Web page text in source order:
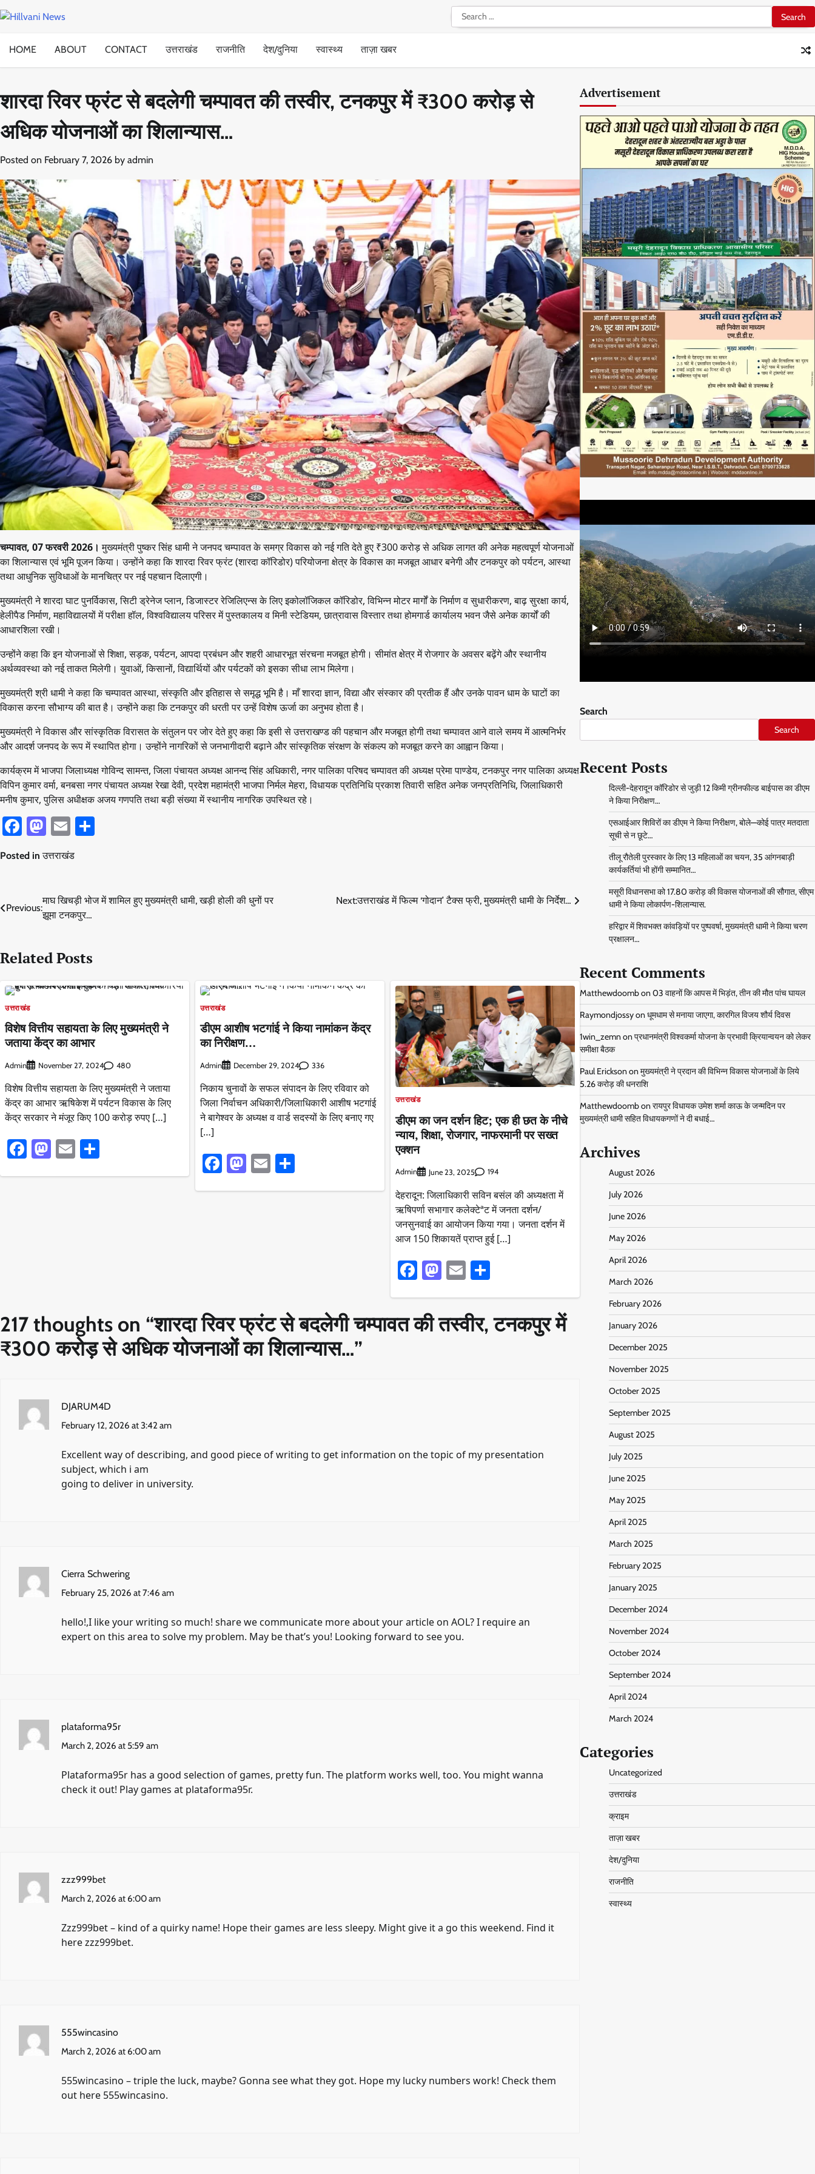
to
Search
for:
HOME
ABOUT CONTACT उत्तराखंड राजनीति देश/दुनिया स्वास्थ्य ताज़ा खबर
शारदा रिवर फ्रंट से बदलेगी चम्पावत की तस्वीर, टनकपुर में ₹300 करोड़ से
अधिक योजनाओं का शिलान्यास…
Posted on February 7, 2026 by admin
चम्पावत, 07 फरवरी 2026। मुख्यमंत्री पुष्कर सिंह धामी ने जनपद चम्पावत के समग्र विकास को नई गति देते हुए ₹300 करोड़ से अधिक लागत की अनेक महत्वपूर्ण योजनाओं
का शिलान्यास एवं भूमि पूजन किया। उन्होंने कहा कि शारदा रिवर फ्रंट (शारदा कॉरिडोर) परियोजना क्षेत्र के विकास का मजबूत आधार बनेगी और टनकपुर को पर्यटन, आस्था
तथा आधुनिक सुविधाओं के मानचित्र पर नई पहचान दिलाएगी।
मुख्यमंत्री ने शारदा घाट पुनर्विकास, सिटी ड्रेनेज प्लान, डिजास्टर रेजिलिएन्स के लिए इकोलॉजिकल कॉरिडोर, विभिन्न मोटर मार्गों के निर्माण व सुधारीकरण, बाढ़ सुरक्षा कार्य,
हेलीपैड निर्माण, महाविद्यालयों में परीक्षा हॉल, विश्वविद्यालय परिसर में पुस्तकालय व मिनी स्टेडियम, छात्रावास विस्तार तथा होमगार्ड कार्यालय भवन जैसे अनेक कार्यों की
आधारशिला रखी।
उन्होंने कहा कि इन योजनाओं से शिक्षा, सड़क, पर्यटन, आपदा प्रबंधन और शहरी आधारभूत संरचना मजबूत होगी। सीमांत क्षेत्र में रोजगार के अवसर बढ़ेंगे और स्थानीय
अर्थव्यवस्था को नई ताकत मिलेगी। युवाओं, किसानों, विद्यार्थियों और पर्यटकों को इसका सीधा लाभ मिलेगा।
मुख्यमंत्री श्री धामी ने कहा कि चम्पावत आस्था, संस्कृति और इतिहास से समृद्ध भूमि है। माँ शारदा ज्ञान, विद्या और संस्कार की प्रतीक हैं और उनके पावन धाम के घाटों का
विकास करना सौभाग्य की बात है। उन्होंने कहा कि टनकपुर की धरती पर उन्हें विशेष ऊर्जा का अनुभव होता है।
मुख्यमंत्री ने विकास और सांस्कृतिक विरासत के संतुलन पर जोर देते हुए कहा कि इसी से उत्तराखण्ड की पहचान और मजबूत होगी तथा चम्पावत आने वाले समय में आत्मनिर्भर
और आदर्श जनपद के रूप में स्थापित होगा। उन्होंने नागरिकों से जनभागीदारी बढ़ाने और सांस्कृतिक संरक्षण के संकल्प को मजबूत करने का आह्वान किया।
कार्यक्रम में भाजपा जिलाध्यक्ष गोविन्द सामन्त, जिला पंचायत अध्यक्ष आनन्द सिंह अधिकारी, नगर पालिका परिषद चम्पावत की अध्यक्ष प्रेमा पाण्डेय, टनकपुर नगर पालिका अध्यक्ष
विपिन कुमार वर्मा, बनबसा नगर पंचायत अध्यक्ष रेखा देवी, प्रदेश महामंत्री भाजपा निर्मल मेहरा, विधायक प्रतिनिधि प्रकाश तिवारी सहित अनेक जनप्रतिनिधि, जिलाधिकारी
मनीष कुमार, पुलिस अधीक्षक अजय गणपति तथा बड़ी संख्या में स्थानीय नागरिक उपस्थित रहे।
Facebook
Mastodon
Email
Posted inउत्तराखंड
Post
navigation
Previous:
माघ खिचड़ी भोज में शामिल हुए मुख्यमंत्री धामी, खड़ी होली की धुनों पर
झूमा टनकपुर…
Next:उत्तराखंड में फिल्म ‘गोदान’ टैक्स फ्री, मुख्यमंत्री धामी के निर्देश…
Related Posts
उत्तराखंड
विशेष वित्तीय सहायता के लिए मुख्यमंत्री ने
जताया केंद्र का आभार
Admin November 27, 2024 480
विशेष वित्तीय सहायता के लिए मुख्यमंत्री ने जताया
केंद्र का आभार ऋषिकेश में पर्यटन विकास के लिए
केंद्र सरकार ने मंजूर किए 100 करोड़ रुपए […]
Facebook
Mastodon
Email
उत्तराखंड
डीएम आशीष भटगांई ने किया नामांकन केंद्र
का निरीक्षण…
Admin December 29, 2024 336
निकाय चुनावों के सफल संपादन के लिए रविवार को
जिला निर्वाचन अधिकारी/जिलाधिकारी आशीष भटगांई
ने बागेश्वर के अध्यक्ष व वार्ड सदस्यों के लिए बनाए गए
[…]
Facebook
Mastodon
EmailShare
उत्तराखंड
डीएम का जन दर्शन हिट; एक ही छत के नीचे
न्याय, शिक्षा, रोजगार, नाफरमानी पर सख्त
एक्शन
Admin June 23, 2025 194
देहरादून: जिलाधिकारी सविन बसंल की अध्यक्षता में
ऋषिपर्णा सभागार कलेक्टेªट में जनता दर्शन/
जनसुनवाई का आयोजन किया गया। जनता दर्शन में
आज 150 शिकायतें प्राप्त हुई […]
Facebook
Mastodon
EmailShare
217 thoughts on “शारदा रिवर फ्रंट से बदलेगी चम्पावत की तस्वीर, टनकपुर में
₹300 करोड़ से अधिक योजनाओं का शिलान्यास…”
DJARUM4D
February 12, 2026 at 3:42 am
Excellent way of describing, and good piece of writing to get information on the topic of my presentation
subject, which i am
going to deliver in university.
Cierra Schwering
February 25, 2026 at 7:46 am
hello!,I like your writing so much! share we communicate more about your article on AOL? I require an
expert on this area to solve my problem. May be that’s you! Looking forward to see you.
plataforma95r
March 2, 2026 at 5:59 am
Plataforma95r has a good selection of games, pretty fun. The platform works well, too. You might wanna
check it out! Play games at plataforma95r.
zzz999bet
March 2, 2026 at 6:00 am
Zzz999bet – kind of a quirky name! Hope their games are less sleepy. Might give it a go this weekend. Find it
herezzz999bet.
555wincasino
March 2, 2026 at 6:00 am
555wincasino – triple the luck, maybe? Gonna see what they got. Hope my lucky numbers work! Check them
out here 555wincasino.
Advertisement
Search
Search
Recent Posts
दिल्ली-देहरादून कॉरिडोर से जुड़ी 12 किमी ग्रीनफील्ड बाईपास का डीएम
ने किया निरीक्षण…
एसआईआर शिविरों का डीएम ने किया निरीक्षण, बोले—कोई पात्र मतदाता
सूची से न छूटे…
तीलू रौतेली पुरस्कार के लिए 13 महिलाओं का चयन, 35 आंगनबाड़ी
कार्यकर्तियां भी होंगी सम्मानित…
मसूरी विधानसभा को 17.80 करोड़ की विकास योजनाओं की सौगात, सीएम
धामी ने किया लोकार्पण-शिलान्यास.
हरिद्वार में शिवभक्त कांवड़ियों पर पुष्पवर्षा, मुख्यमंत्री धामी ने किया चरण
प्रक्षालन…
Recent Comments
Matthewdoombon03 वाहनों कि आपस में भिड़ंत, तीन की मौत पांच घायल
Raymondjossyonधूमधाम से मनाया जाएगा, कारगिल विजय शौर्य दिवस
1win_zemnonप्रधानमंत्री विश्वकर्मा योजना के प्रभावी क्रियान्वयन को लेकर
समीक्षा बैठक
Paul Ericksononमुख्यमंत्री ने प्रदान की विभिन्न विकास योजनाओं के लिये
5.26 करोड़ की धनराशि
Matthewdoombonरायपुर विधायक उमेश शर्मा काऊ के जन्मदिन पर
मुख्यमंत्री धामी सहित विधायकगणों ने दी बधाई…
Archives
August 2026
July 2026
June 2026
May 2026
April 2026
March 2026
February 2026
January 2026
December 2025
November 2025
October 2025
September 2025
August 2025
July 2025
June 2025
May 2025
April 2025
March 2025
February 2025
January 2025
December 2024
November 2024
October 2024
September 2024
April 2024
March 2024
Categories
Uncategorized
उत्तराखंड
क्राइम
ताज़ा खबर
देश/दुनिया
राजनीति
स्वास्थ्य